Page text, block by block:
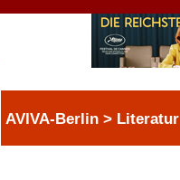
AVIVA-Berlin > Literatur